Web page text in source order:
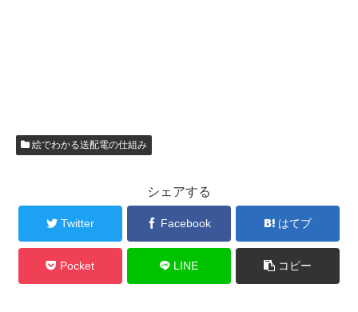
絵でわかる送配電の仕組み
シェアする
Twitter Facebook はてブ
Pocket LINE コピー